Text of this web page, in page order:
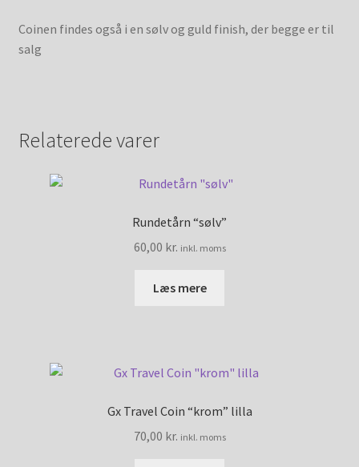
Coinen findes også i en sølv og guld finish, der begge er til
salg
Relaterede varer
Rundetårn “sølv”
60,00 kr. inkl. moms
Læs mere
Gx Travel Coin “krom” lilla
70,00 kr. inkl. moms